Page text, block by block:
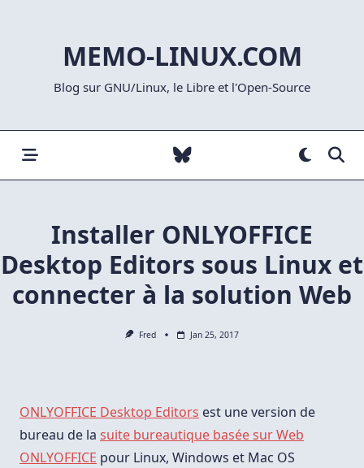
MEMO-LINUX.COM
Blog sur GNU/Linux, le Libre et l'Open-Source
Installer ONLYOFFICE
Desktop Editors sous Linux et
connecter à la solution Web
Fred Jan 25, 2017
ONLYOFFICE Desktop Editors est une version de
bureau de la suite bureautique basée sur Web
ONLYOFFICE pour Linux, Windows et Mac OS